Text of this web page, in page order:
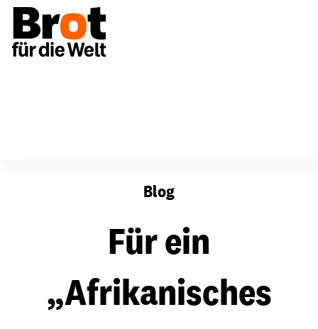
Blog
Für ein
„Afrikanisches